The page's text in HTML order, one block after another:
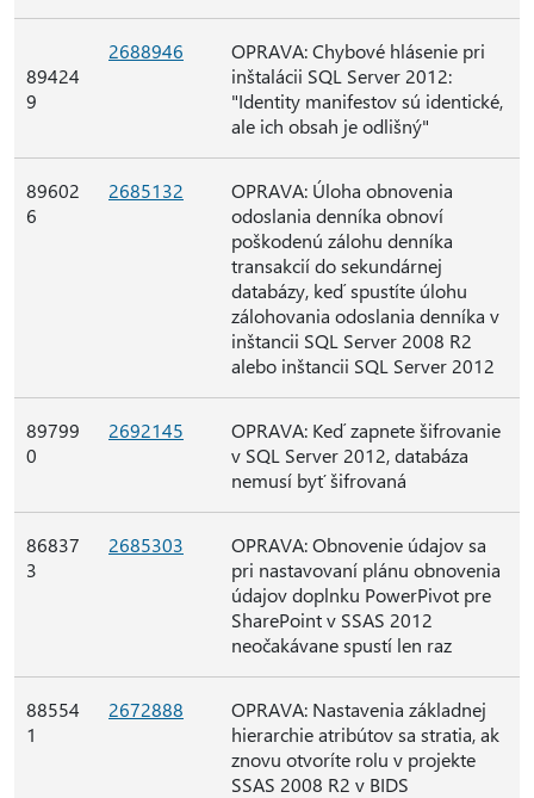
89424
9
2688946
OPRAVA: Chybové hlásenie pri
inštalácii SQL Server 2012:
"Identity manifestov sú identické,
ale ich obsah je odlišný"
89602
6
2685132
OPRAVA: Úloha obnovenia
odoslania denníka obnoví
poškodenú zálohu denníka
transakcií do sekundárnej
databázy, keď spustíte úlohu
zálohovania odoslania denníka v
inštancii SQL Server 2008 R2
alebo inštancii SQL Server 2012
89799
0
2692145
OPRAVA: Keď zapnete šifrovanie
v SQL Server 2012, databáza
nemusí byť šifrovaná
86837
3
2685303
OPRAVA: Obnovenie údajov sa
pri nastavovaní plánu obnovenia
údajov doplnku PowerPivot pre
SharePoint v SSAS 2012
neočakávane spustí len raz
88554
1
2672888
OPRAVA: Nastavenia základnej
hierarchie atribútov sa stratia, ak
znovu otvoríte rolu v projekte
SSAS 2008 R2 v BIDS